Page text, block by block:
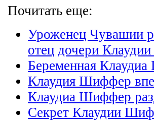
Почитать еще:
Уроженец Чувашии
отец дочери
Беременная
Клаудия Шиффер
Клаудиа Шиффер
Секрет Клаудии